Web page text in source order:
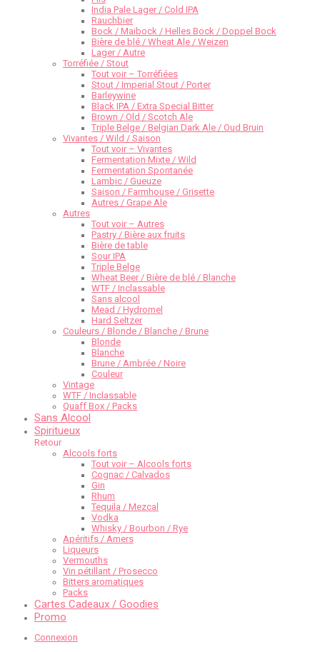
India Pale Lager / Cold IPA
Rauchbier
Bock / Maibock / Helles Bock / Doppel Bock
Bière de blé / Wheat Ale / Weizen
Lager / Autre
Torréfiée / Stout
Tout voir – Torréfiées
Stout / Imperial Stout / Porter
Barleywine
Black IPA / Extra Special Bitter
Brown / Old / Scotch Ale
Triple Belge / Belgian Dark Ale / Oud Bruin
Vivantes / Wild / Saison
Tout voir – Vivantes
Fermentation Mixte / Wild
Fermentation Spontanée
Lambic / Gueuze
Saison / Farmhouse / Grisette
Autres / Grape Ale
Autres
Tout voir – Autres
Pastry / Bière aux fruits
Bière de table
Sour IPA
Triple Belge
Wheat Beer / Bière de blé / Blanche
WTF / Inclassable
Sans alcool
Mead / Hydromel
Hard Seltzer
Couleurs / Blonde / Blanche / Brune
Blonde
Blanche
Brune / Ambrée / Noire
Couleur
Vintage
WTF / Inclassable
Quaff Box / Packs
Sans Alcool
Spiritueux
Retour
Alcools forts
Tout voir – Alcools forts
Cognac / Calvados
Gin
Rhum
Tequila / Mezcal
Vodka
Whisky / Bourbon / Rye
Apéritifs / Amers
Liqueurs
Vermouths
Vin pétillant / Prosecco
Bitters aromatiques
Packs
Cartes Cadeaux / Goodies
Promo
Connexion